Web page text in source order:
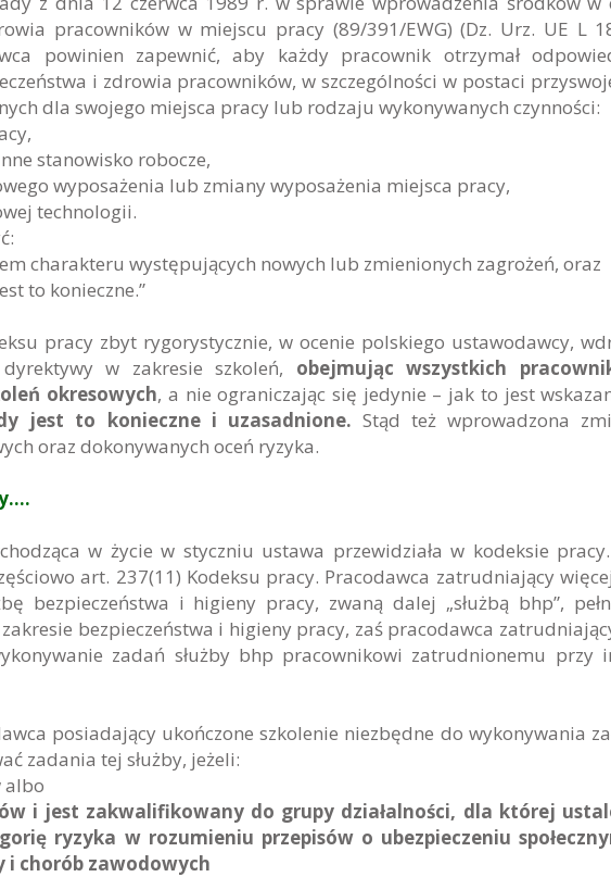
pracowników w miejscu pracy (89/391/EWG) (Dz. Urz. UE L
powinien zapewnić, aby każdy pracownik otrzymał
i zdrowia pracowników, w szczególności w postaci
dla swojego miejsca pracy lub rodzaju wykonywanych czynności:
stanowisko robocze,
wyposażenia lub zmiany wyposażenia miejsca pracy,
technologii.
charakteru występujących nowych lub zmienionych zagrożeń, oraz
to konieczne.”
pracy zbyt rygorystycznie, w ocenie polskiego ustawodawcy,
w zakresie szkoleń, obejmując wszystkich
okresowych, a nie ograniczając się jedynie – jak to jest
jest to konieczne i uzasadnione. Stąd też wprowadzona
oraz dokonywanych oceń ryzyka.
w życie w styczniu ustawa przewidziała w kodeksie
art. 237(11) Kodeksu pracy. Pracodawca zatrudniający
bezpieczeństwa i higieny pracy, zwaną dalej „służbą bhp”,
bezpieczeństwa i higieny pracy, zaś pracodawca
zadań służby bhp pracownikowi zatrudnionemu przy
posiadający ukończone szkolenie niezbędne do wykonywania
zadania tej służby, jeżeli:
albo
i jest zakwalifikowany do grupy działalności, dla której
ryzyka w rozumieniu przepisów o ubezpieczeniu
i chorób zawodowych